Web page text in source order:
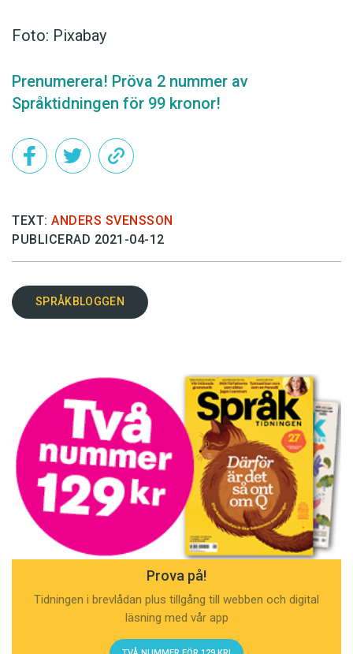
Foto: Pixabay
Prenumerera! Pröva 2 nummer av
Språktidningen för 99 kronor!
TEXT: ANDERS SVENSSON
PUBLICERAD 2021-04-12
SPRÅKBLOGGEN
Prova på!
Tidningen i brevlådan plus tillgång till webben och digital
läsning med vår app